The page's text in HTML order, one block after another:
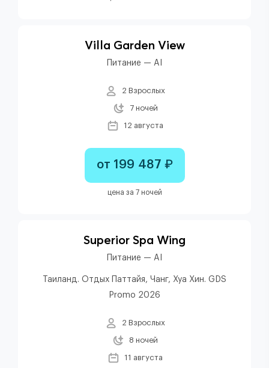
Villa Garden View
Питание — AI
2 Взрослых
7 ночей
12 августа
от 199 487 ₽
цена за 7 ночей
Superior Spa Wing
Питание — AI
Таиланд. Отдых Паттайя, Чанг, Хуа Хин. GDS
Promo 2026
2 Взрослых
8 ночей
11 августа